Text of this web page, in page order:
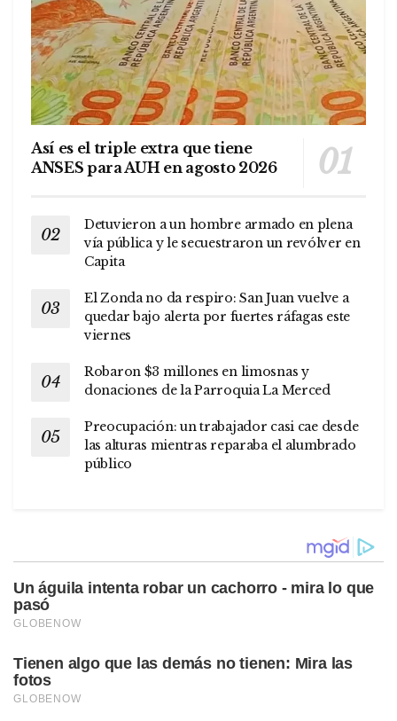
Así es el triple extra que tiene
ANSES para AUH en agosto 2026
Detuvieron a un hombre armado en plena
vía pública y le secuestraron un revólver en
Capita
El Zonda no da respiro: San Juan vuelve a
quedar bajo alerta por fuertes ráfagas este
viernes
Robaron $3 millones en limosnas y
donaciones de la Parroquia La Merced
Preocupación: un trabajador casi cae desde
las alturas mientras reparaba el alumbrado
público